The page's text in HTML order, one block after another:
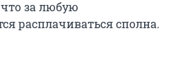
за любую
расплачиваться сполна.